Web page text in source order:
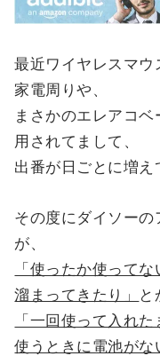
最近ワイヤレスマ
家電周りや、
まさかのエレアコベ
用されてまして、
出番が日ごとに増え
その度にダイソーの
が、
「使ったか使って
溜まってきたり」
と
「一回使って入れ
使うときに電池がな